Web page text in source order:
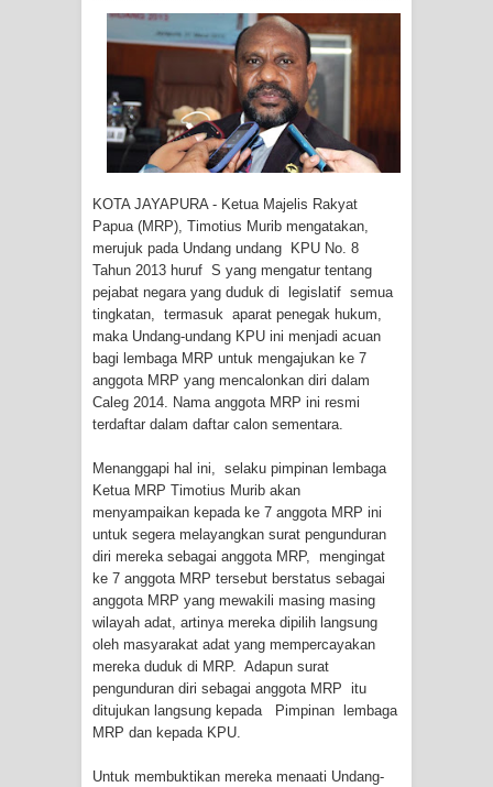
Tiga Personel Polresta Jayapura Kota
Jalani Sidang BP4R di Jayapura
Kapolresta Jayapura Kota
Mengapresiasi Antusiasme Warga
Saat Nonton Bareng Final Piala Dunia
2026 di Lapangan Karang PTC Entrop
Kebakaran Hanguskan Satu Rumah
di Kompleks Asrama Polisi Sorong
Profil Lengkap Papua Barat, Bumi
Profil Lengkap Provinsi Papua, Bumi
Cenderawasih di Ujung Timur
Profil Lengkap Aceh, Provinsi
Istimewa di Ujung Sumatera
Lima Rumah Pribadi Terbakar Di
Hamadi Jayapura Selatan
KOTA JAYAPURA - Ketua Majelis Rakyat
Papua (MRP), Timotius Murib mengatakan,
merujuk pada Undang undang KPU No. 8
Tahun 2013 huruf S yang mengatur tentang
pejabat negara yang duduk di legislatif semua
tingkatan, termasuk aparat penegak hukum,
maka Undang-undang KPU ini menjadi acuan
bagi lembaga MRP untuk mengajukan ke 7
anggota MRP yang mencalonkan diri dalam
Caleg 2014. Nama anggota MRP ini resmi
terdaftar dalam daftar calon sementara.
Menanggapi hal ini, selaku pimpinan lembaga
Ketua MRP Timotius Murib akan
menyampaikan kepada ke 7 anggota MRP ini
untuk segera melayangkan surat pengunduran
diri mereka sebagai anggota MRP, mengingat
ke 7 anggota MRP tersebut berstatus sebagai
anggota MRP yang mewakili masing masing
wilayah adat, artinya mereka dipilih langsung
oleh masyarakat adat yang mempercayakan
mereka duduk di MRP. Adapun surat
pengunduran diri sebagai anggota MRP itu
ditujukan langsung kepada Pimpinan lembaga
MRP dan kepada KPU.
Untuk membuktikan mereka menaati Undang-